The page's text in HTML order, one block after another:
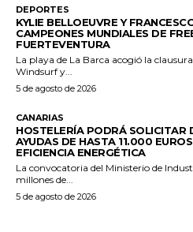
DEPORTES
KYLIE BELLOEUVRE Y
CAMPEONES MUNDIALES DE
FUERTEVENTURA
La playa de La Barca acogió la
Windsurf y...
5 de agosto de 2026
CANARIAS
HOSTELERÍA PODRÁ SOLICITAR
AYUDAS DE HASTA 11.000
EFICIENCIA ENERGÉTICA
La convocatoria del Ministerio de
millones de...
5 de agosto de 2026